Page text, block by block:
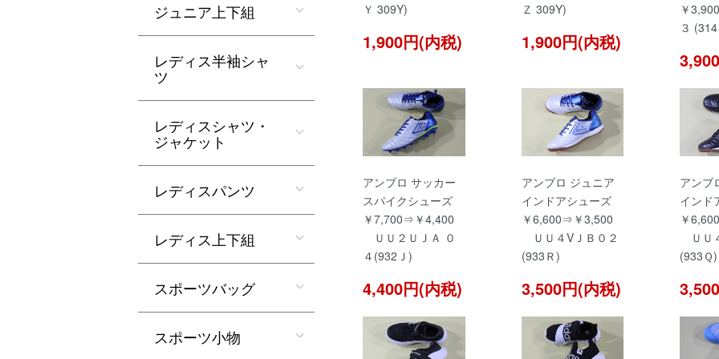
Ｙ 309Y)
1,900円(内税)
Ｚ 309Y)
1,900円(内税)
￥
３
アンブロ サッカー
スパイクシューズ
￥7,700⇒￥4,400
ＵＵ２ＵＪＡ ０
４(932Ｊ)
4,400円(内税)
アンブロ ジュニア
インドアシューズ
￥6,600⇒￥3,500
ＵＵ４VＪＢ０２
(933Ｒ)
3,500円(内税)
アンブ
イン
￥
ＵＵ
(933Ｑ)
ジュニア上下組
レディス半袖シャ
ツ
レディスシャツ・
ジャケット
レディスパンツ
レディス上下組
スポーツバッグ
スポーツ小物